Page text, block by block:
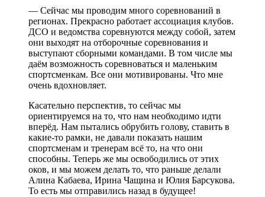
— Сейчас мы проводим много соревнований в
регионах. Прекрасно работает ассоциация клубов.
ДСО и ведомства соревнуются между собой, затем
они выходят на отборочные соревнования и
выступают сборными командами. В том числе мы
даём возможность соревноваться и маленьким
спортсменкам. Все они мотивированы. Что мне
очень вдохновляет.
Касательно перспектив, то сейчас мы
ориентируемся на то, что нам необходимо идти
вперёд. Нам пытались обрубить голову, ставить в
какие-то рамки, не давали показать нашим
спортсменам и тренерам всё то, на что они
способны. Теперь же мы освободились от этих
оков, и мы можем делать то, что раньше делали
Алина Кабаева, Ирина Чащина и Юлия Барсукова.
То есть мы отправились назад в будущее!